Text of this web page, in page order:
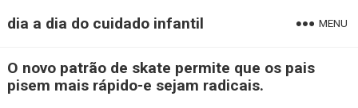
dia a dia do cuidado infantil MENU
O novo patrão de skate permite que os pais
pisem mais rápido-e sejam radicais.